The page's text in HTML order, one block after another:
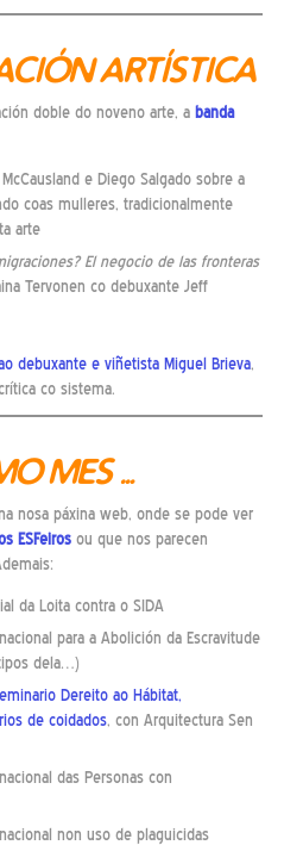
ARTÍSTICA
doble do noveno arte, a banda
e Diego Salgado sobre a
coas mulleres, tradicionalmente
arte
El negocio de las fronteras
Tervonen co debuxante Jeff
debuxante e viñetista Miguel Brieva,
co sistema.
MES …
nosa páxina web, onde se pode ver
ESFeirosou que nos parecen
da Loita contra o SIDA
para a Abolición da Escravitude
dela…)
Dereito ao Hábitat,
de coidados, con Arquitectura Sen
das Personas con
non uso de plaguicidas